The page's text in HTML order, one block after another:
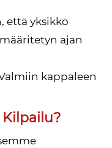
että yksikkö
ajan
kappaleen
Kilpailu?